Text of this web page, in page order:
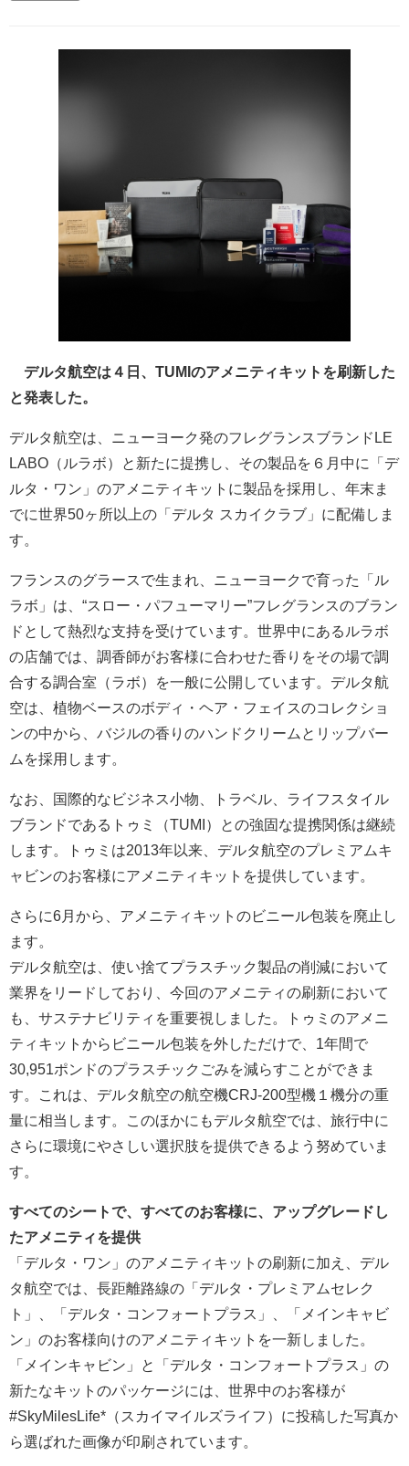
デルタ航空は４日、TUMIのアメニティキットを刷新した
と発表した。
デルタ航空は、ニューヨーク発のフレグランスブランドLE
LABO（ルラボ）と新たに提携し、その製品を６月中に「デ
ルタ・ワン」のアメニティキットに製品を採用し、年末ま
でに世界50ヶ所以上の「デルタ スカイクラブ」に配備しま
す。
フランスのグラースで生まれ、ニューヨークで育った「ル
ラボ」は、“スロー・パフューマリー”フレグランスのブラン
ドとして熱烈な支持を受けています。世界中にあるルラボ
の店舗では、調香師がお客様に合わせた香りをその場で調
合する調合室（ラボ）を一般に公開しています。デルタ航
空は、植物ベースのボディ・ヘア・フェイスのコレクショ
ンの中から、バジルの香りのハンドクリームとリップバー
ムを採用します。
なお、国際的なビジネス小物、トラベル、ライフスタイル
ブランドであるトゥミ（TUMI）との強固な提携関係は継続
します。トゥミは2013年以来、デルタ航空のプレミアムキ
ャビンのお客様にアメニティキットを提供しています。
さらに6月から、アメニティキットのビニール包装を廃止し
ます。
デルタ航空は、使い捨てプラスチック製品の削減において
業界をリードしており、今回のアメニティの刷新において
も、サステナビリティを重要視しました。トゥミのアメニ
ティキットからビニール包装を外しただけで、1年間で
30,951ポンドのプラスチックごみを減らすことができま
す。これは、デルタ航空の航空機CRJ-200型機１機分の重
量に相当します。このほかにもデルタ航空では、旅行中に
さらに環境にやさしい選択肢を提供できるよう努めていま
す。
すべてのシートで、すべてのお客様に、アップグレードし
たアメニティを提供
「デルタ・ワン」のアメニティキットの刷新に加え、デル
タ航空では、長距離路線の「デルタ・プレミアムセレク
ト」、「デルタ・コンフォートプラス」、「メインキャビ
ン」のお客様向けのアメニティキットを一新しました。
「メインキャビン」と「デルタ・コンフォートプラス」の
新たなキットのパッケージには、世界中のお客様が
#SkyMilesLife*（スカイマイルズライフ）に投稿した写真か
ら選ばれた画像が印刷されています。